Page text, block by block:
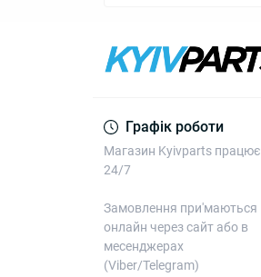
Графік роботи
Магазин Kyivparts працює
24/7
Замовлення при'маються
онлайн через сайт або в
месенджерах
(Viber/Telegram)